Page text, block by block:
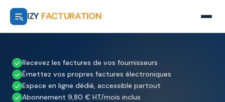
IZY FACTURATION
Recevez les factures de vos fournisseurs
Émettez vos propres factures électroniques
Espace en ligne dédié, accessible partout
Abonnement 9,80 € HT/mois inclus